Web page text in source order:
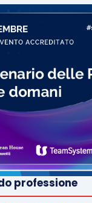
professione